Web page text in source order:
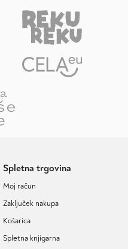
Spletna trgovina
Moj račun
Zaključek nakupa
Košarica
Spletna knjigarna